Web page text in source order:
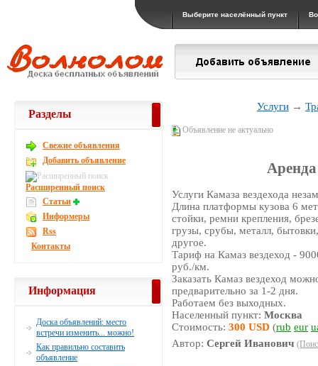
Выберите населённый пункт
Услуги→
Объявление не актуально
Аренда
Услуги Камаза вездехода
Длина платформы кузова 6
стойки, ремни крепления,
грузы, срубы, металл,
другое.
Тариф на Камаз вездеход -
руб./км.
Заказать Камаз вездеход
предварительно за 1-2 дня.
Работаем без выходных.
Населенный пункт:Москва
Стоимость:300 USD (rub eur
Автор:Сергей Иванович
Разделы
Свежие объявления
Добавить объявление
Расширенный поиск
Статьи
Информеры
Rss
Контакты
Информация
Доска объявлений: место
встречи изменить... можно!
Как правильно составить
объявление